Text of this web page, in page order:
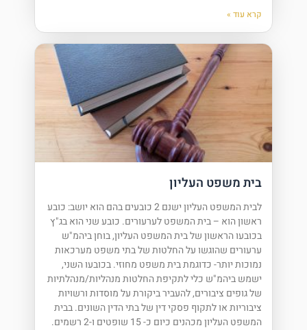
קרא עוד »
בית משפט העליון
לבית המשפט העליון ישנם 2 כובעים בהם הוא יושב: כובע
ראשון הוא – בית המשפט לערעורים. כובע שני הוא בג"ץ
בכובעו הראשון של בית המשפט העליון, בוחן ביהמ"ש
ערעורים שהוגשו על החלטות של בתי משפט מערכאות
נמוכות יותר- כדוגמת בית משפט מחוזי. בכובעו השני,
ישמש ביהמ"ש כלי לתקיפת החלטות מנהליות/מנהלתיות
של גופים ציבורים, להעביר ביקורת על מוסדות ורשויות
ציבוריות או לתקוף פסקי דין של בתי הדין השונים. בבית
המשפט העליון מכהנים כיום כ- 15 שופטים ו-2 רשמים.